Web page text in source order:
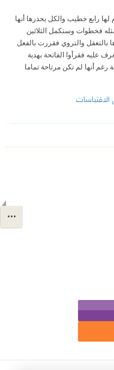
رابع خطيب والكل يحذرها أنها
فخطوات وستكمل الثلاثين
والتروي فقررت بالفعل
عليه فقرأوا الفاتحة بهدية
أنها لم تكن مرتاحة تماما